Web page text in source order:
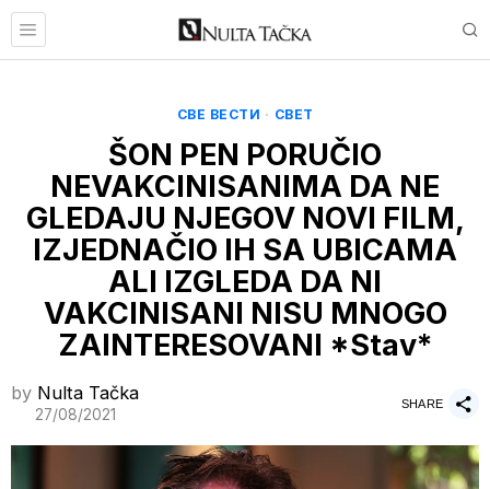
СВЕ ВЕСТИ · СВЕТ
ŠON PEN PORUČIO
NEVAKCINISANIMA DA NE
GLEDAJU NJEGOV NOVI FILM,
IZJEDNAČIO IH SA UBICAMA
ALI IZGLEDA DA NI
VAKCINISANI NISU MNOGO
ZAINTERESOVANI *Stav*
by Nulta Tačka
27/08/2021
SHARE